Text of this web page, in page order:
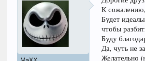
К
Будет
чтобы
Буду
Да, чуть не
Желательно